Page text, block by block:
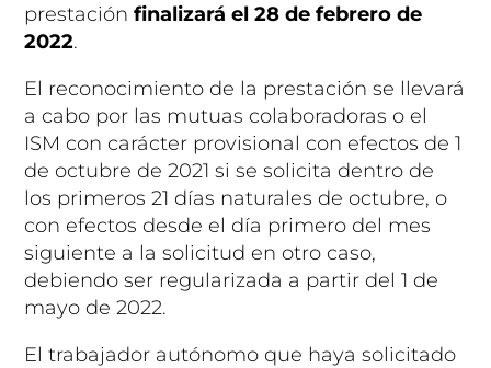
prestaciónfinalizará el 28 de febrero de
2022.
El reconocimiento de la prestación se llevará
a cabo por las mutuas colaboradoras o el
ISM con carácter provisional con efectos de 1
de octubre de 2021 si se solicita dentro de
los primeros 21 días naturales de octubre, o
con efectos desde el día primero del mes
siguiente a la solicitud en otro caso,
debiendo ser regularizada a partir del 1 de
mayo de 2022.
El trabajador autónomo que haya solicitado